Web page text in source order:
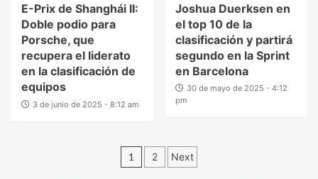
E-Prix de Shanghái II:
Doble podio para
Porsche, que
recupera el liderato
en la clasificación de
equipos
3 de junio de 2025 - 8:12 am
Joshua Duerksen en
el top 10 de la
clasificación y partirá
segundo en la Sprint
en Barcelona
30 de mayo de 2025 - 4:12
pm
1 2 Next